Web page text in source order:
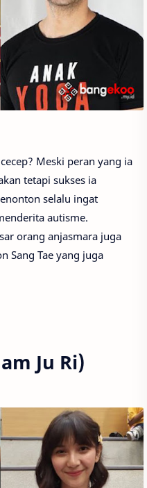
Meski peran yang ia
tetapi sukses ia
selalu ingat
autisme.
orang anjasmara juga
Sang Tae yang juga
Ju Ri)